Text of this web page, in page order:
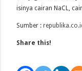
isinya cairan NaCL,
Sumber :
Share this!